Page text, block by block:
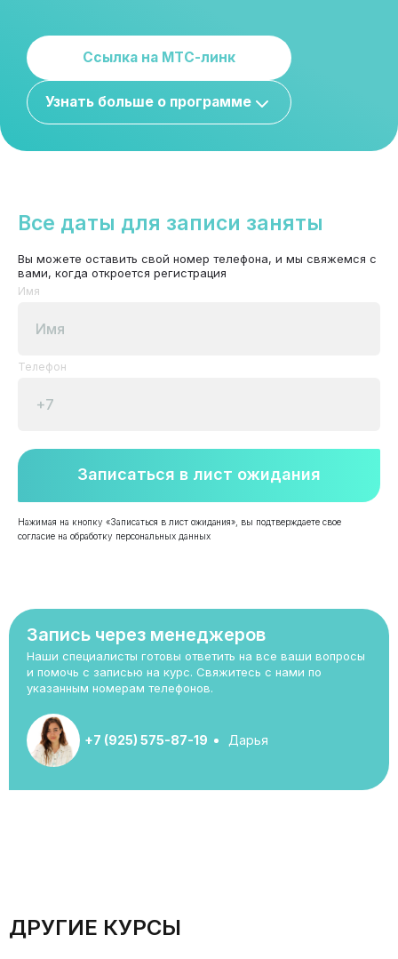
Ссылка на МТС-линк
Узнать больше о программе
Запись через менеджеров
Наши специалисты готовы ответить на все ваши вопросы
и помочь с записью на курс. Свяжитесь с нами по
указанным номерам телефонов.
+7 (925) 575-87-19 Дарья
Все даты для записи заняты
Вы можете оставить свой номер телефона, и мы свяжемся с
вами, когда откроется регистрация
Имя
Телефон
Записаться в лист ожидания
Нажимая на кнопку «Записаться в лист ожидания», вы подтверждаете свое
согласие на обработку персональных данных
ДРУГИЕ КУРСЫ